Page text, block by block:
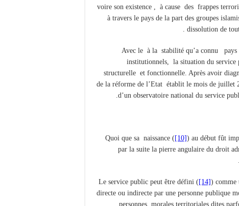
voire son existence , à cause des frappes
à travers le pays de la part des groupes
dissolution de
Avec le à la stabilité qu’a connu pays
institutionnels, la situation du
structurelle et fonctionnelle. Après avoir
de la réforme de l’Etat établit le mois de juillet
d’un observatoire national du service
Quoi que sa naissance ([10]) au début fût
par la suite la pierre angulaire du droit
Le service public peut être défini ([14]) comme
directe ou indirecte par une personne publique
personnes morales territoriales dites